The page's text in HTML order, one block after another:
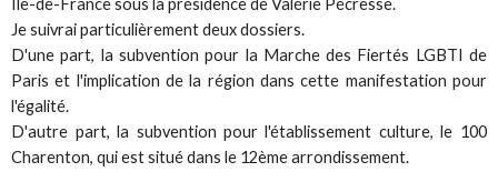
Je suivrai particulièrement deux dossiers.
D'une part, la subvention pour la Marche des Fiertés LGBTI de
Paris et l'implication de la région dans cette manifestation pour
l'égalité.
D'autre part, la subvention pour l'établissement culture, le 100
Charenton, qui est situé dans le 12ème arrondissement.